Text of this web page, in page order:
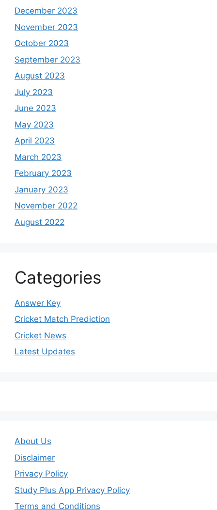
December 2023
November 2023
October 2023
September 2023
August 2023
July 2023
June 2023
May 2023
April 2023
March 2023
February 2023
January 2023
November 2022
August 2022
Categories
Answer Key
Cricket Match Prediction
Cricket News
Latest Updates
About Us
Disclaimer
Privacy Policy
Study Plus App Privacy Policy
Terms and Conditions